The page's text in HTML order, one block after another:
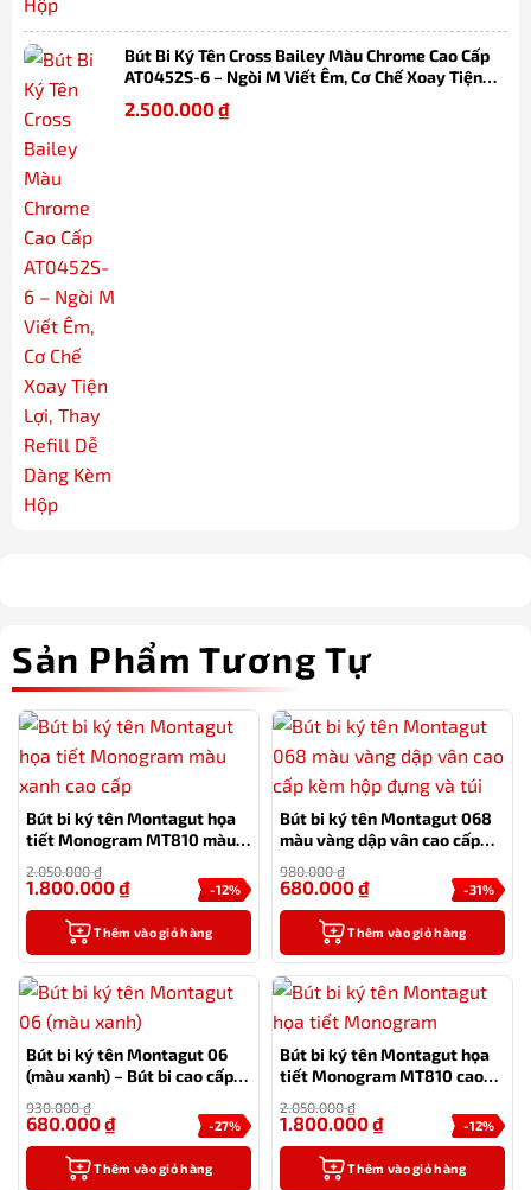
Bút Bi Ký Tên Cross Bailey Màu Chrome Cao Cấp
AT0452S-6 – Ngòi M Viết Êm, Cơ Chế Xoay Tiện
Lợi, Thay Refill Dễ Dàng Kèm Hộp
2.500.000₫
Sản Phẩm Tương Tự
Bút bi ký tên Montagut họa
tiết Monogram MT810 màu
2.050.000₫
-12%
1.800.000₫
Thêm vào giỏ hàng
Bút bi ký tên Montagut 068
màu vàng dập vân cao cấp
980.000₫
-31%
680.000₫
Thêm vào giỏ hàng
Bút bi ký tên Montagut 06
(màu xanh) – Bút bi cao cấp
930.000₫
-27%
680.000₫
Thêm vào giỏ hàng
Bút bi ký tên Montagut họa
tiết Monogram MT810 cao
2.050.000₫
-12%
1.800.000₫
Thêm vào giỏ hàng